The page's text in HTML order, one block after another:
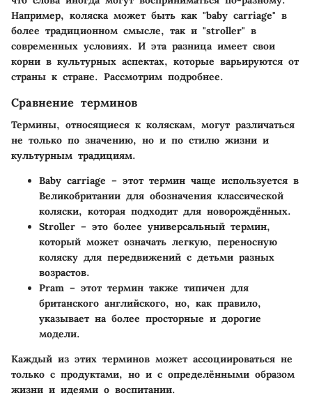
Например, коляска может быть как "baby carriage" в
более традиционном смысле, так и "stroller" в
современных условиях. И эта разница имеет свои
корни в культурных аспектах, которые варьируются от
страны к стране. Рассмотрим подробнее.
Сравнение терминов
Термины, относящиеся к коляскам, могут различаться
не только по значению, но и по стилю жизни и
культурным традициям.
Baby carriage – этот термин чаще используется в
Великобритании для обозначения классической
коляски, которая подходит для новорождённых.
Stroller – это более универсальный термин,
который может означать легкую, переносную
коляску для передвижений с детьми разных
возрастов.
Pram – этот термин также типичен для
британского английского, но, как правило,
указывает на более просторные и дорогие
модели.
Каждый из этих терминов может ассоциироваться не
только с продуктами, но и с определёнными образом
жизни и идеями о воспитании.